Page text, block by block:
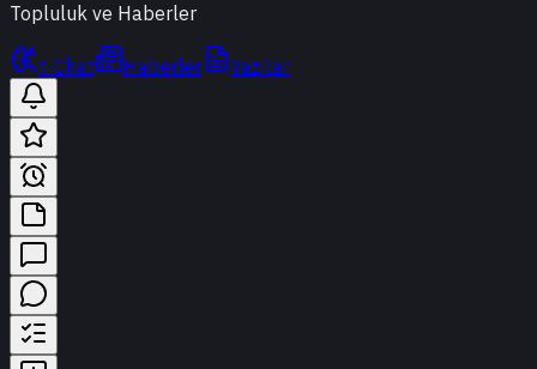
Topluluk ve Haberler
t-Chat Haberler Yazılar